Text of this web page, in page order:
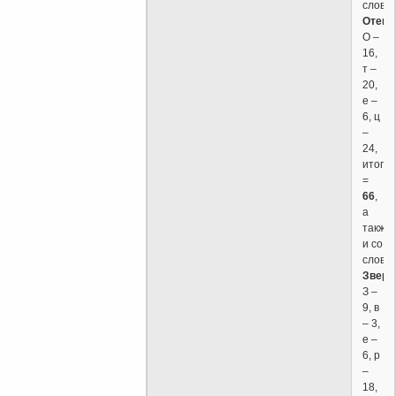
слова
Отец
О –
16,
т –
20,
е –
6, ц
–
24,
итого
=
66,
а
также
и со
Зверь
З –
9, в
– 3,
е –
6, р
–
18,